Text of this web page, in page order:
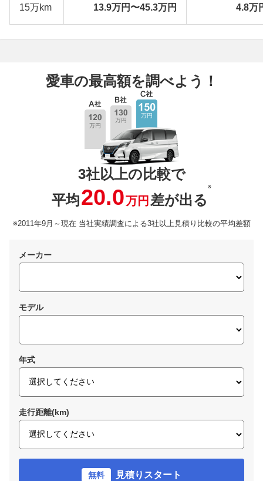
15万km 13.9万円〜45.3万円 4.8万
愛車の最高額を調べよう！
3社以上の比較で
平均20.0万円 差が出る
※
※2011年9月～現在 当社実績調査による3社以上見積り比較の平均差額
メーカー
モデル
年式
走行距離(km)
無料 見積りスタート